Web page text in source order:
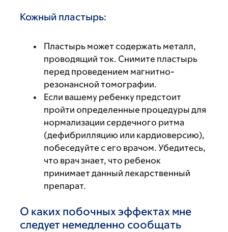
Кожный пластырь:
Пластырь может содержать металл,
проводящий ток. Снимите пластырь
перед проведением магнитно-
резонансной томографии.
Если вашему ребенку предстоит
пройти определенные процедуры для
нормализации сердечного ритма
(дефибрилляцию или кардиоверсию),
побеседуйте с его врачом. Убедитесь,
что врач знает, что ребенок
принимает данный лекарственный
препарат.
О каких побочных эффектах мне
следует немедленно сообщать